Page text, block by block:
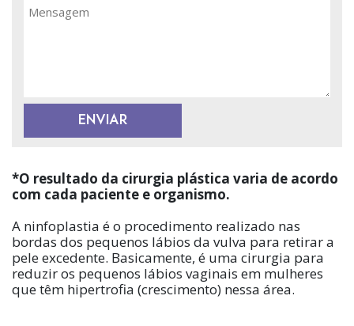
ENVIAR
*O resultado da cirurgia plástica varia de acordo
com cada paciente e organismo.
A ninfoplastia é o procedimento realizado nas
bordas dos pequenos lábios da vulva para retirar a
pele excedente. Basicamente, é uma cirurgia para
reduzir os pequenos lábios vaginais em mulheres
que têm hipertrofia (crescimento) nessa área.